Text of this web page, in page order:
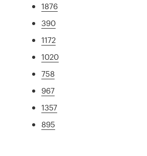
1876
390
1172
1020
758
967
1357
895